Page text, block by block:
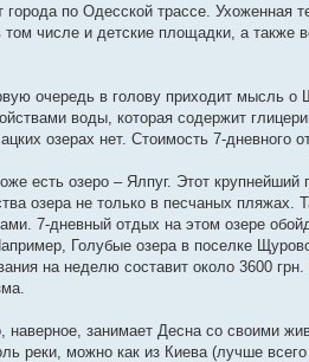
по Одесской трассе. Ухоженная
числе и детские площадки, а также
очередь в голову приходит мысль о
воды, которая содержит
озерах нет. Стоимость 7-дневного
есть озеро – Ялпуг. Этот
озера не только в песчаных
7-дневный отдых на этом озере
Голубые озера в поселке
на неделю составит около 3600
наверное, занимает Десна со своими
реки, можно как из Киева (лучше